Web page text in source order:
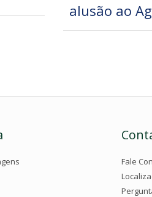
alusão ao
Fale